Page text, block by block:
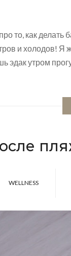
то, как делать
и холодов! Я
утром
WELLNESS